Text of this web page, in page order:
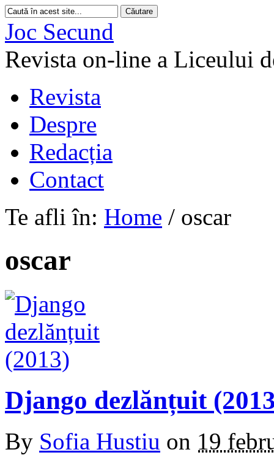
Joc Secund
Revista on-line a Liceului
Revista
Despre
Redacția
Contact
Te afli în: Home / oscar
oscar
Django dezlănțuit
By Sofia Hustiu on 19